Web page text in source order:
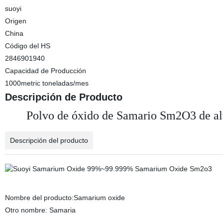
suoyi
Origen
China
Código del HS
2846901940
Capacidad de Producción
1000metric toneladas/mes
Descripción de Producto
Polvo de óxido de Samario Sm2O3 de
Descripción del producto
Nombre del producto:Samarium oxide
Otro nombre: Samaria